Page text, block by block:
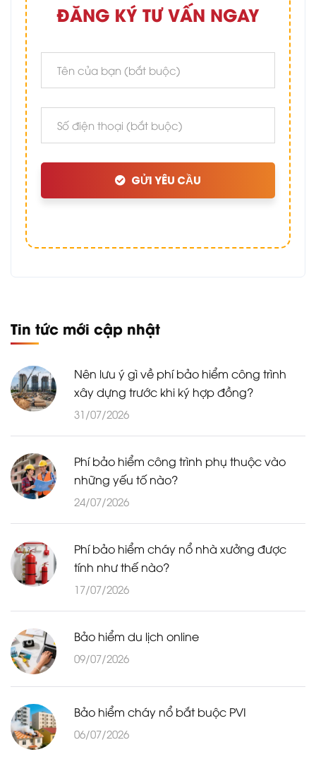
ĐĂNG KÝ TƯ VẤN NGAY
GỬI YÊU CẦU
Tin tức mới cập nhật
Nên lưu ý gì về phí bảo hiểm công trình
xây dựng trước khi ký hợp đồng?
31/07/2026
Phí bảo hiểm công trình phụ thuộc vào
những yếu tố nào?
24/07/2026
Phí bảo hiểm cháy nổ nhà xưởng được
tính như thế nào?
17/07/2026
Bảo hiểm du lịch online
09/07/2026
Bảo hiểm cháy nổ bắt buộc PVI
06/07/2026